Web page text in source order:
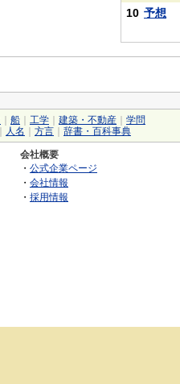
10 予想
船 工学 建築・不動産
学問
人名 方言 辞書・百科事典
会社概要
・ 公式企業ページ
・ 会社情報
・ 採用情報